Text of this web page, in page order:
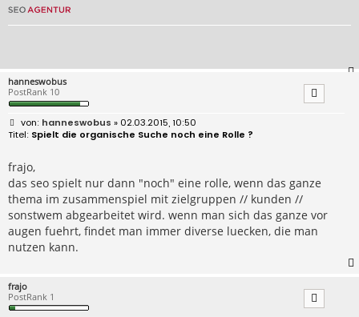
hanneswobus
PostRank 10
B
e
r
a
g
hanneswobus » 02.03.2015, 10:50
Spielt die organische Suche noch eine Rolle ?
frajo,
das seo spielt nur dann "noch" eine rolle, wenn das ganze
thema im zusammenspiel mit zielgruppen // kunden //
sonstwem abgearbeitet wird. wenn man sich das ganze vor
augen fuehrt, findet man immer diverse luecken, die man
nutzen kann.
frajo
PostRank 1